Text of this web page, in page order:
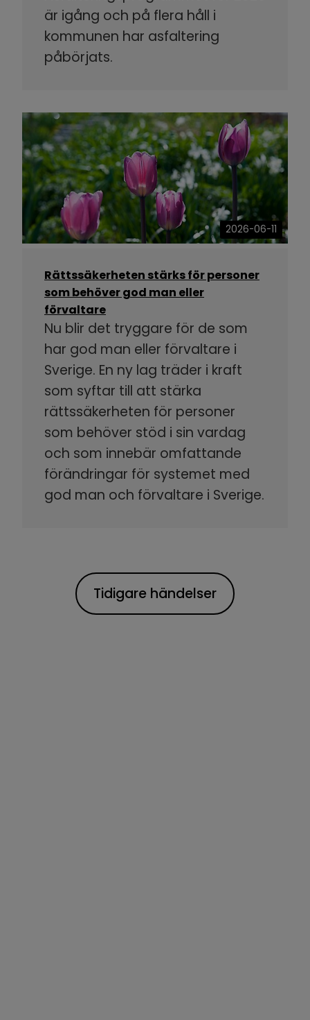
är igång och på flera håll i
kommunen har asfaltering
påbörjats.
2026-06-11
Rättssäkerheten stärks för personer
som behöver god man eller
förvaltare
Nu blir det tryggare för de som
har god man eller förvaltare i
Sverige. En ny lag träder i kraft
som syftar till att stärka
rättssäkerheten för personer
som behöver stöd i sin vardag
och som innebär omfattande
förändringar för systemet med
god man och förvaltare i Sverige.
Tidigare händelser